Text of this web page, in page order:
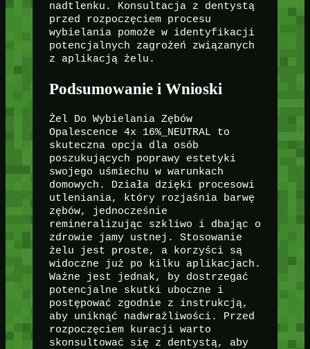
nadtlenku. Konsultacja z dentystą
przed rozpoczęciem procesu
wybielania pomoże w identyfikacji
potencjalnych zagrożeń związanych
z aplikacją żelu.
Podsumowanie i Wnioski
Żel Do Wybielania Zębów
Opalescence 4x 16%_NEUTRAL to
skuteczna opcja dla osób
poszukujących poprawy estetyki
swojego uśmiechu w warunkach
domowych. Działa dzięki procesowi
utleniania, który rozjaśnia barwę
zębów, jednocześnie
remineralizując szkliwo i dbając o
zdrowie jamy ustnej. Stosowanie
żelu jest proste, a korzyści są
widoczne już po kilku aplikacjach.
Ważne jest jednak, by dostrzegać
potencjalne skutki uboczne i
postępować zgodnie z instrukcją,
aby uniknąć nadwrażliwości. Przed
rozpoczęciem kuracji warto
skonsultować się z dentystą, aby